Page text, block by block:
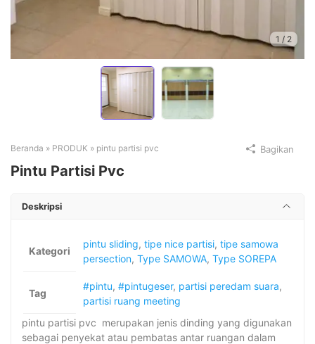
1 / 2
Beranda » PRODUK » pintu partisi pvc
Pintu Partisi Pvc
Bagikan
Deskripsi
Kategori
pintu sliding, tipe nice partisi, tipe samowa
persection, Type SAMOWA, Type SOREPA
Tag
#pintu, #pintugeser, partisi peredam suara,
partisi ruang meeting
pintu partisi pvc merupakan jenis dinding yang digunakan
sebagai penyekat atau pembatas antar ruangan dalam